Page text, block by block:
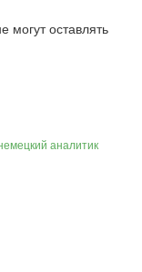
могут оставлять
аналитик